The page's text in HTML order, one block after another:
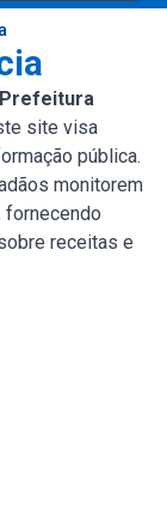
BA
Prefeitura
site visa
pública.
monitorem
receitas e